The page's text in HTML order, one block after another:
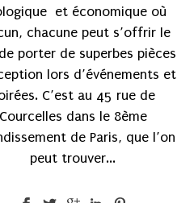
et économique où
chacune peut s’offrir le
porter de superbes pièces
lors d’événements et
C’est au 45 rue de
Courcelles dans le 8ème
de Paris, que l’on
peut trouver...